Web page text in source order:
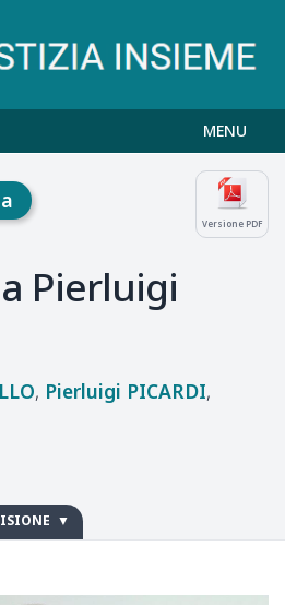
MENU
Versione PDF
Pierluigi
Pierluigi PICARDI